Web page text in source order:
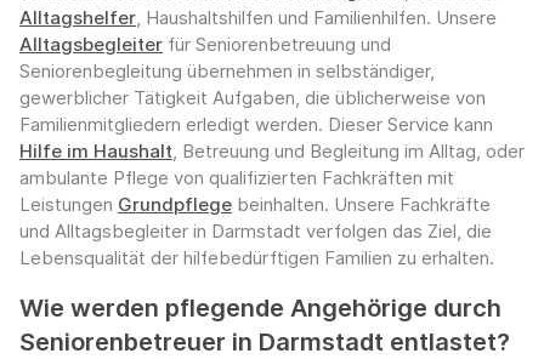
Alltagshelfer, Haushaltshilfen und Familienhilfen. Unsere
Alltagsbegleiter für Seniorenbetreuung und
Seniorenbegleitung übernehmen in selbständiger,
gewerblicher Tätigkeit Aufgaben, die üblicherweise von
Familienmitgliedern erledigt werden. Dieser Service kann
Hilfe im Haushalt, Betreuung und Begleitung im Alltag, oder
ambulante Pflege von qualifizierten Fachkräften mit
Leistungen Grundpflege beinhalten. Unsere Fachkräfte
und Alltagsbegleiter in Darmstadt verfolgen das Ziel, die
Lebensqualität der hilfebedürftigen Familien zu erhalten.
Wie werden pflegende Angehörige durch
Seniorenbetreuer in Darmstadt entlastet?